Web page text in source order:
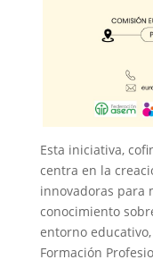
Esta iniciativa,
centra en la
innovadoras para
conocimiento
entorno
Formación